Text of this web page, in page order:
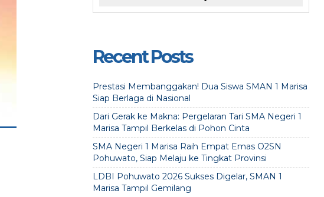
Recent Posts
Prestasi Membanggakan! Dua Siswa SMAN 1 Marisa
Siap Berlaga di Nasional
Dari Gerak ke Makna: Pergelaran Tari SMA Negeri 1
Marisa Tampil Berkelas di Pohon Cinta
SMA Negeri 1 Marisa Raih Empat Emas O2SN
Pohuwato, Siap Melaju ke Tingkat Provinsi
LDBI Pohuwato 2026 Sukses Digelar, SMAN 1
Marisa Tampil Gemilang